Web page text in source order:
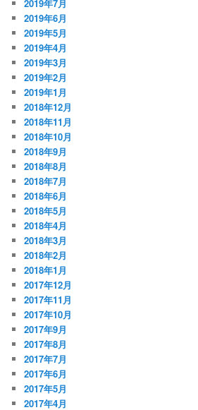
2019年7月
2019年6月
2019年5月
2019年4月
2019年3月
2019年2月
2019年1月
2018年12月
2018年11月
2018年10月
2018年9月
2018年8月
2018年7月
2018年6月
2018年5月
2018年4月
2018年3月
2018年2月
2018年1月
2017年12月
2017年11月
2017年10月
2017年9月
2017年8月
2017年7月
2017年6月
2017年5月
2017年4月